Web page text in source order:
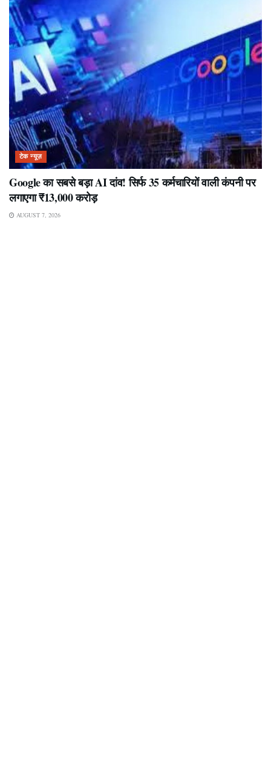
टेक न्यूज़
Google का सबसे बड़ा AI दांव! सिर्फ 35 कर्मचारियों वाली कंपनी पर
लगाएगा ₹13,000 करोड़
AUGUST 7, 2026